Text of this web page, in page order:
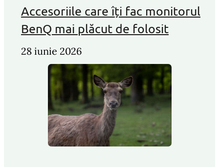
Accesoriile care îți fac monitorul
BenQ mai plăcut de folosit
28 iunie 2026